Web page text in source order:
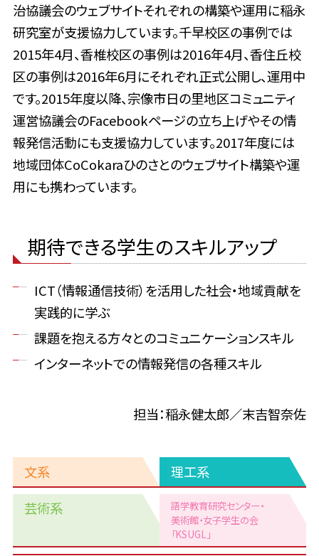
治協議会のウェブサイトそれぞれの構築や運用に稲永
研究室が支援協力しています。千早校区の事例では
2015年4月、香椎校区の事例は2016年4月、香住丘校
区の事例は2016年6月にそれぞれ正式公開し、運用中
です。2015年度以降、宗像市日の里地区コミュニティ
運営協議会のFacebookページの立ち上げやその情
報発信活動にも支援協力しています。2017年度には
地域団体CoCokaraひのさとのウェブサイト構築や運
用にも携わっています。
期待できる学生のスキルアップ
ICT（情報通信技術）を活用した社会・地域貢献を
実践的に学ぶ
課題を抱える方々とのコミュニケーションスキル
インターネットでの情報発信の各種スキル
担当：稲永健太郎／末吉智奈佐
文系
理工系
芸術系
語学教育研究センター・
美術館・女子学生の会
「KSUGL」